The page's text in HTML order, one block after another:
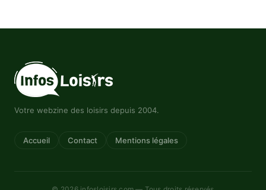
Votre webzine des loisirs depuis 2004.
Accueil Contact Mentions légales